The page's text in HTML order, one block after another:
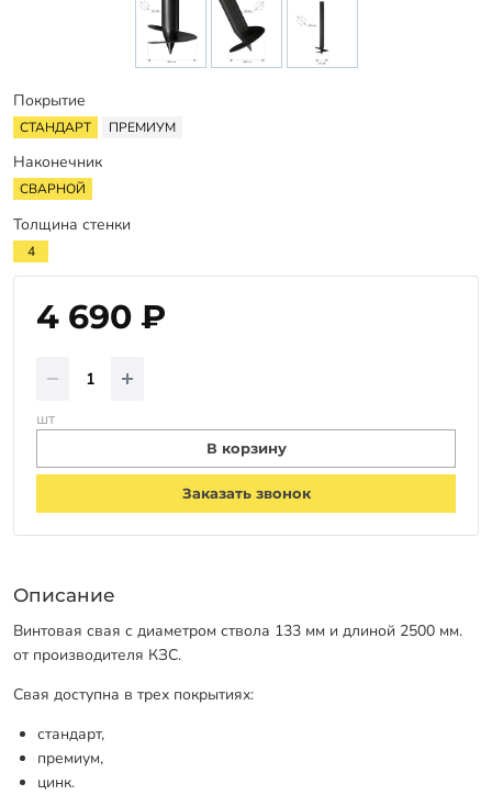
Заказать звонок
Покрытие
СТАНДАРТ ПРЕМИУМ
Наконечник
СВАРНОЙ
Толщина стенки
4
4 690 ₽
шт
В корзину
Заказать звонок
Описание
Винтовая свая с диаметром ствола 133 мм и длиной 2500 мм.
от производителя КЗС.
Свая доступна в трех покрытиях:
стандарт,
премиум,
цинк.